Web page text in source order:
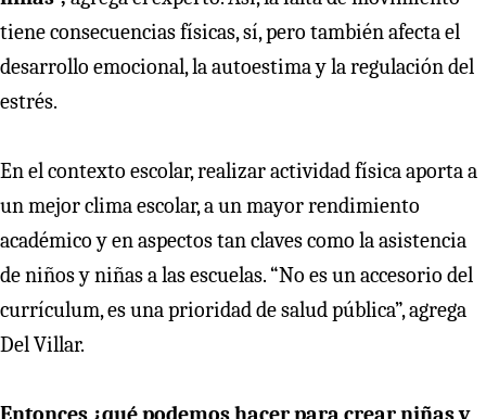
tiene consecuencias físicas, sí, pero también afecta el
desarrollo emocional, la autoestima y la regulación del
estrés.
En el contexto escolar, realizar actividad física aporta a
un mejor clima escolar, a un mayor rendimiento
académico y en aspectos tan claves como la asistencia
de niños y niñas a las escuelas. “No es un accesorio del
currículum, es una prioridad de salud pública”, agrega
Del Villar.
Entonces ¿qué podemos hacer para crear niñas y